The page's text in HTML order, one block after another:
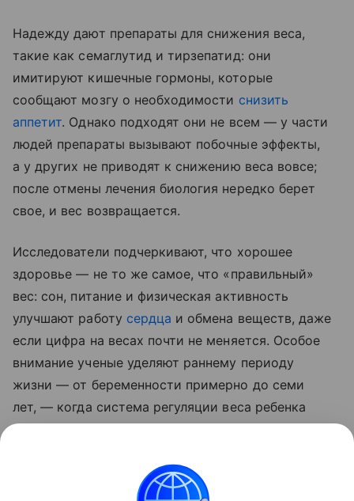
Надежду дают препараты для снижения веса,
такие как семаглутид и тирзепатид: они
имитируют кишечные гормоны, которые
сообщают мозгу о необходимости снизить
аппетит. Однако подходят они не всем — у части
людей препараты вызывают побочные эффекты,
а у других не приводят к снижению веса вовсе;
после отмены лечения биология нередко берет
свое, и вес возвращается.
Исследователи подчеркивают, что хорошее
здоровье — не то же самое, что «правильный»
вес: сон, питание и физическая активность
улучшают работу сердца и обмена веществ, даже
если цифра на весах почти не меняется. Особое
внимание ученые уделяют раннему периоду
жизни — от беременности примерно до семи
лет, — когда система регуляции веса ребенка
особенно пластична и формируется под влиянием